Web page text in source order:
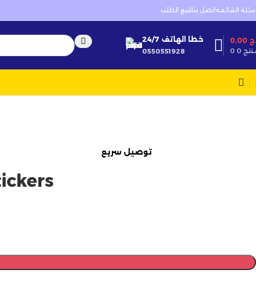
أرتسيلا:تتبع الطلباتصل بنا الشائعة
خطا الهاتف 24/7
0550551928 0 منتج
توصيل سريع